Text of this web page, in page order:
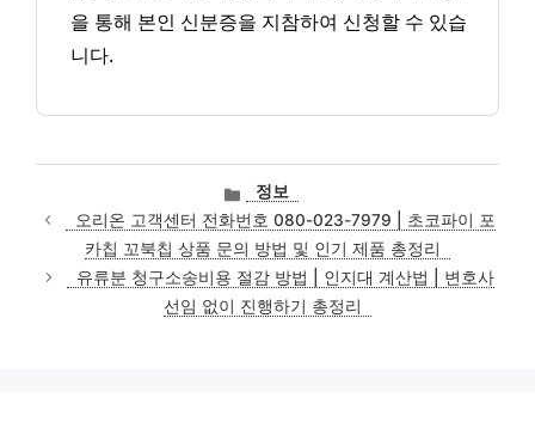
을 통해 본인 신분증을 지참하여 신청할 수 있습
니다.
카
테
고
리
정보
오리온 고객센터 전화번호 080-023-7979 | 초코파이 포
카칩 꼬북칩 상품 문의 방법 및 인기 제품 총정리
유류분 청구소송비용 절감 방법 | 인지대 계산법 | 변호사
선임 없이 진행하기 총정리